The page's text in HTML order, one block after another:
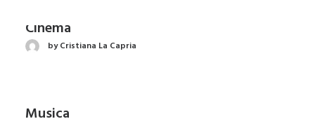
Cinema
by Cristiana La Capria
Musica